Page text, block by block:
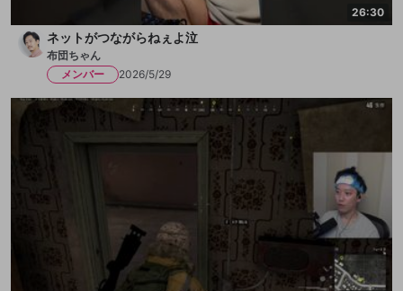
26:30
ネットがつながらねぇよ泣
布団ちゃん
メンバー
2026/5/29